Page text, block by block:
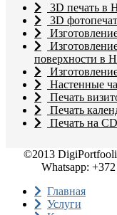
3D печать в
3D
поверхности в
Настенные
Печать
Печать
Печать на
©2013
Whatsapp:
Главная
Услуги